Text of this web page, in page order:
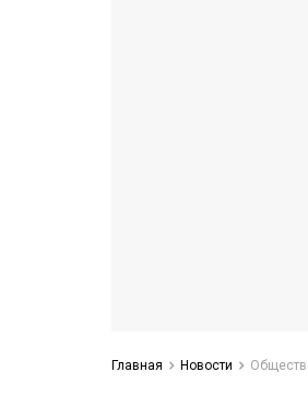
Главная Новости